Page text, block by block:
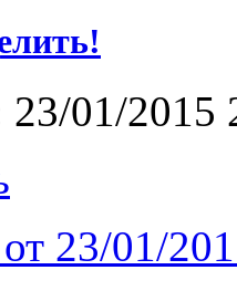
23/01/2015
23/01/